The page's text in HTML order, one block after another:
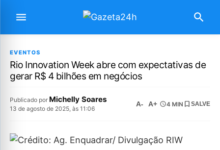
EVENTOS
Rio Innovation Week abre com expectativas de
gerar R$ 4 bilhões em negócios
Publicado por Michelly Soares
13 de agosto de 2025, às 11:06
A- A+ 4 MIN SALVE